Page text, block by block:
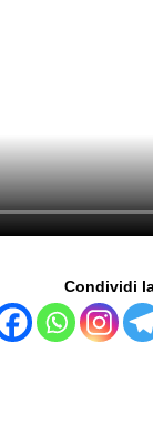
Condividi